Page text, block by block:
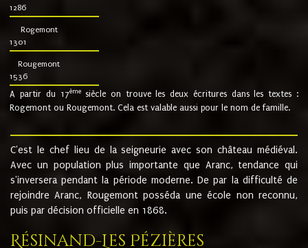
1286
Rogemont
1301
Rougemont
1536
A partir du 17ème siècle on trouve les deux écritures dans les textes :
Rogemont ou Rougemont. Cela est valable aussi pour le nom de famille.
C'est le chef lieu de la seigneurie avec son château médiéval.
Avec un population plus importante que Aranc, tendance qui
s'inversera pendant la période moderne. De par la difficulté de
rejoindre Aranc, Rougemont posséda une école non reconnu,
puis par décision officielle en 1868.
Résinand-Les Pézières